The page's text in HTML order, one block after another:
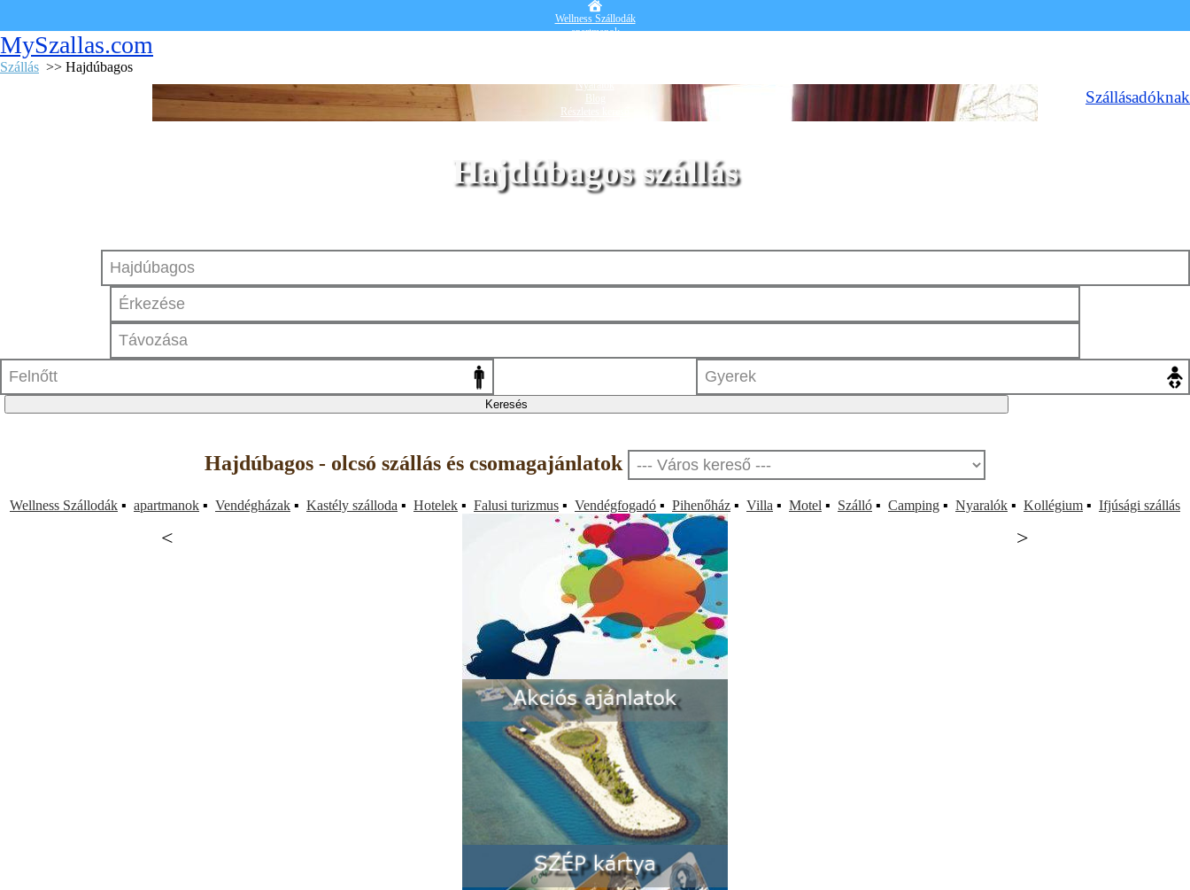
Wellness Szállodák
apartmanok
Nyaralók
Részletes kereső
MySzallas.com
Szállás >> Hajdúbagos
Szállásadóknak
Hajdúbagos szállás
< >
Hajdúbagos - olcsó szállás és csomagajánlatok
Wellness Szállodák ▪ apartmanok ▪ Vendégházak ▪ Kastély szálloda ▪ Hotelek ▪ Falusi turizmus ▪ Vendégfogadó ▪ Pihenőház ▪ Villa ▪ Motel ▪ Szálló ▪ Camping ▪ Nyaralók ▪ Kollégium ▪ Ifjúsági szállás